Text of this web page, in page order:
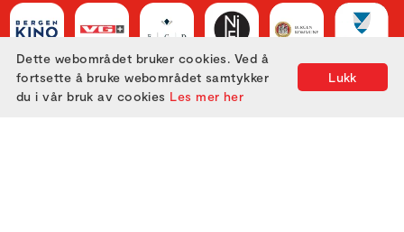
Lukk
Dette webområdet bruker cookies. Ved å
fortsette å bruke webområdet samtykker
du i vår bruk av cookies Les mer her